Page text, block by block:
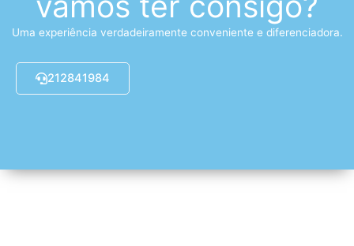
Uma experiência verdadeiramente conveniente e diferenciadora.
212841984